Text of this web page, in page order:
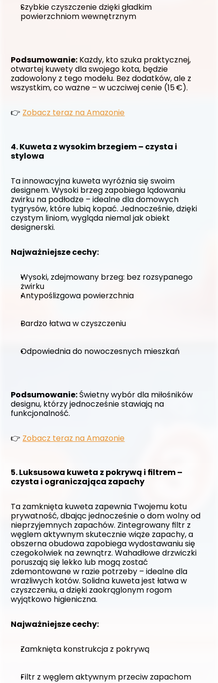
Szybkie czyszczenie dzięki gładkim
powierzchniom wewnętrznym
Podsumowanie: Każdy, kto szuka praktycznej,
otwartej kuwety dla swojego kota, będzie
zadowolony z tego modelu. Bez dodatków, ale z
wszystkim, co ważne – w uczciwej cenie (15 €).
👉 Zobacz teraz na Amazonie
4. Kuweta z wysokim brzegiem – czysta i
stylowa
Ta innowacyjna kuweta wyróżnia się swoim
designem. Wysoki brzeg zapobiega lądowaniu
żwirku na podłodze – idealne dla domowych
tygrysów, które lubią kopać. Jednocześnie, dzięki
czystym liniom, wygląda niemal jak obiekt
designerski.
Najważniejsze cechy:
Wysoki, zdejmowany brzeg: bez rozsypanego
żwirku
Antypoślizgowa powierzchnia
Bardzo łatwa w czyszczeniu
Odpowiednia do nowoczesnych mieszkań
Podsumowanie: Świetny wybór dla miłośników
designu, którzy jednocześnie stawiają na
funkcjonalność.
👉 Zobacz teraz na Amazonie
5. Luksusowa kuweta z pokrywą i filtrem –
czysta i ograniczająca zapachy
Ta zamknięta kuweta zapewnia Twojemu kotu
prywatność, dbając jednocześnie o dom wolny od
nieprzyjemnych zapachów. Zintegrowany filtr z
węglem aktywnym skutecznie wiąże zapachy, a
obszerna obudowa zapobiega wydostawaniu się
czegokolwiek na zewnątrz. Wahadłowe drzwiczki
poruszają się lekko lub mogą zostać
zdemontowane w razie potrzeby – idealne dla
wrażliwych kotów. Solidna kuweta jest łatwa w
czyszczeniu, a dzięki zaokrąglonym rogom
wyjątkowo higieniczna.
Najważniejsze cechy:
Zamknięta konstrukcja z pokrywą
Filtr z węglem aktywnym przeciw zapachom